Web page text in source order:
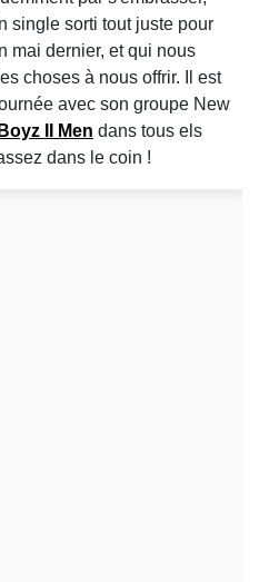
single sorti tout juste pour
mai dernier, et qui nous
choses à nous offrir. Il est
avec son groupe New
Boyz II Men dans tous els
dans le coin !